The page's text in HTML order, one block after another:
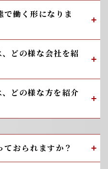
働く形になりま
どの様な会社を紹
どの様な方を紹介
おられますか？